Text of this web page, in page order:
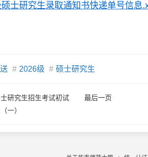
士研究生录取通知书快递单号信息
# 2026级 # 硕士研究生
研究生招生考试初试
一）
最后一页